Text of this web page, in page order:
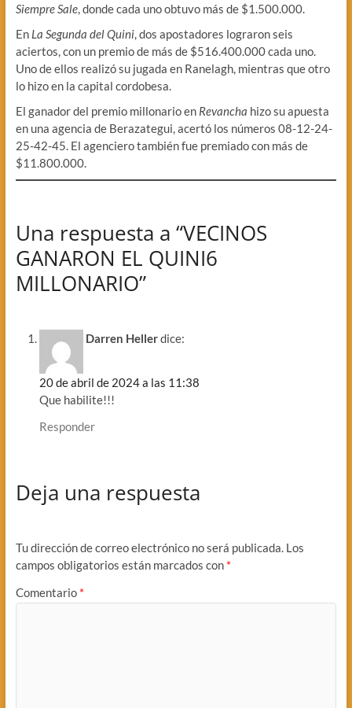
Siempre Sale, donde cada uno obtuvo más de $1.500.000.
En La Segunda del Quini, dos apostadores lograron seis
aciertos, con un premio de más de $516.400.000 cada uno.
Uno de ellos realizó su jugada en Ranelagh, mientras que otro
lo hizo en la capital cordobesa.
El ganador del premio millonario en Revancha hizo su apuesta
en una agencia de Berazategui, acertó los números 08-12-24-
25-42-45. El agenciero también fue premiado con más de
$11.800.000.
Una respuesta a “VECINOS
GANARON EL QUINI6
MILLONARIO”
Darren Hellerdice:
20 de abril de 2024 a las 11:38
Que habilite!!!
Responder
Deja una respuesta
Tu dirección de correo electrónico no será publicada. Los
campos obligatorios están marcados con *
Comentario *